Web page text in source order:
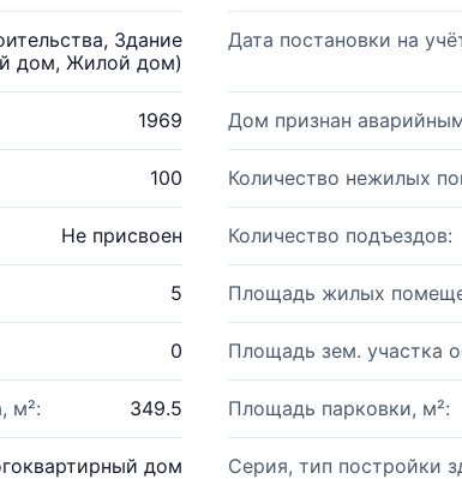
Здание
дом, Жилой дом)
Дата постановки на
1969 Дом признан
100 Количество нежилых
Не присвоен Количество подъездов:
5 Площадь жилых
0 Площадь зем. участка
м²: 349.5 Площадь парковки, м²:
дом Серия, тип постройки